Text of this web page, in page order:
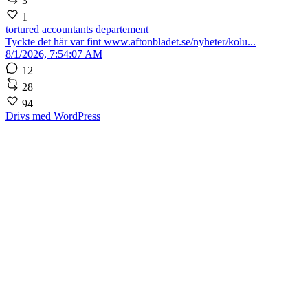
1
tortured accountants departement
Tyckte det här var fint www.aftonbladet.se/nyheter/kolu...
8/1/2026, 7:54:07 AM
12
28
94
Drivs med WordPress